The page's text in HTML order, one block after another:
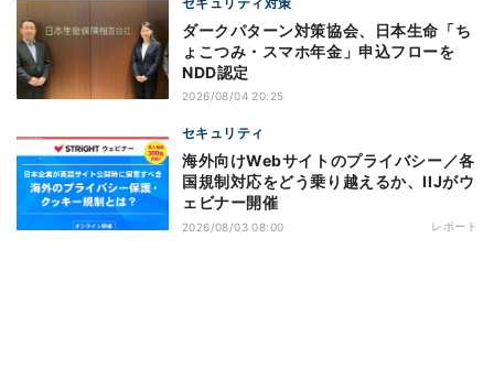
ダークパターン対策協会、日本生命「ち
ょこつみ・スマホ年金」申込フローを
NDD認定
2026/08/04 20:25
セキュリティ
海外向けWebサイトのプライバシー／各
国規制対応をどう乗り越えるか、IIJがウ
ェビナー開催
2026/08/03 08:00 レポート